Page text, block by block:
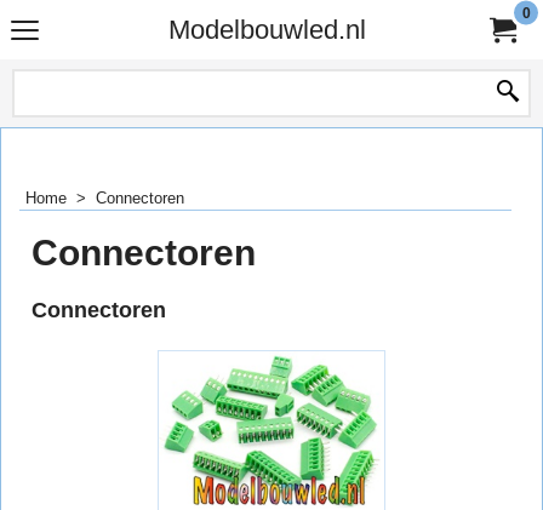
Modelbouwled.nl
0
Home > Connectoren
Connectoren
Connectoren